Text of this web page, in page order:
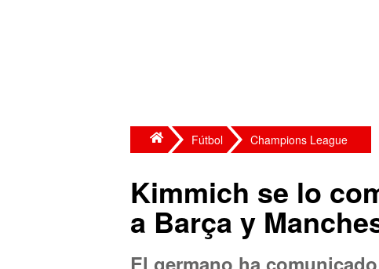
Fútbol Champions League
Kimmich se lo
a Barça y
El germano ha